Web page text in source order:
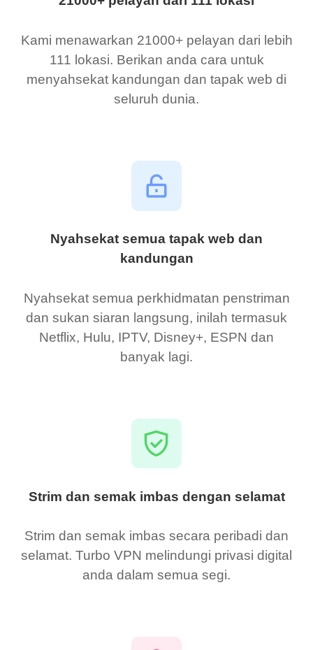
Kami menawarkan 21000+ pelayan dari lebih
111 lokasi. Berikan anda cara untuk
menyahsekat kandungan dan tapak web di
seluruh dunia.
Nyahsekat semua tapak web dan
kandungan
Nyahsekat semua perkhidmatan penstriman
dan sukan siaran langsung, inilah termasuk
Netflix, Hulu, IPTV, Disney+, ESPN dan
banyak lagi.
Strim dan semak imbas dengan selamat
Strim dan semak imbas secara peribadi dan
selamat. Turbo VPN melindungi privasi digital
anda dalam semua segi.